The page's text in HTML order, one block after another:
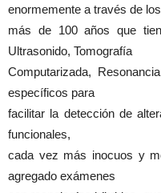
enormemente a través de los
más de 100 años que
Ultrasonido, Tomografía
Computarizada,
específicos para
facilitar la detección de
funcionales,
cada vez más inocuos y
agregado exámenes